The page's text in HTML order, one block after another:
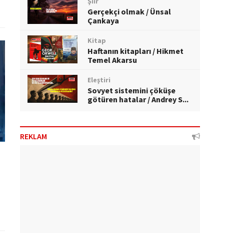
Gerçekçi olmak / Ünsal
Çankaya
Kitap
Haftanın kitapları / Hikmet
Temel Akarsu
Eleştiri
Sovyet sistemini çöküşe
götüren hatalar / Andrey S...
REKLAM